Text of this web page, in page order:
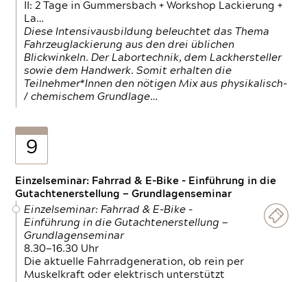
II: 2 Tage in Gummersbach + Workshop Lackierung +
La…
Diese Intensivausbildung beleuchtet das Thema
Fahrzeuglackierung aus den drei üblichen
Blickwinkeln. Der Labortechnik, dem Lackhersteller
sowie dem Handwerk. Somit erhalten die
Teilnehmer*Innen den nötigen Mix aus physikalisch-
/ chemischem Grundlage…
9
Einzelseminar: Fahrrad & E-Bike - Einführung in die
Gutachtenerstellung — Grundlagenseminar
Einzelseminar: Fahrrad & E-Bike -
Einführung in die Gutachtenerstellung —
Grundlagenseminar
8.30—16.30 Uhr
Die aktuelle Fahrradgeneration, ob rein per
Muskelkraft oder elektrisch unterstützt